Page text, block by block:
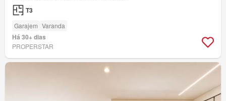
T3
Garajem Varanda
Há 30+ dias
PROPERSTAR